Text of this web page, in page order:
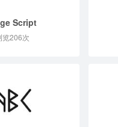
Script
览206次